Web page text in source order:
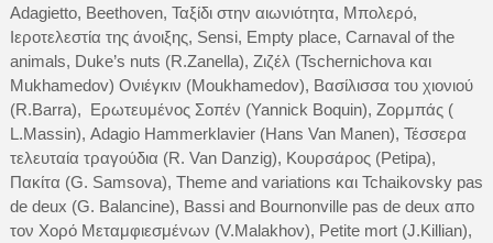
Adagietto, Beethoven, Ταξίδι στην αιωνιότητα, Μπολερό,
Ιεροτελεστία της άνοιξης, Sensi, Empty place, Carnaval of the
animals, Duke’s nuts (R.Zanella), Ζιζέλ (Tschernichova και
Mukhamedov) Ονιέγκιν (Moukhamedov), Βασίλισσα του χιονιού
(R.Barra), Ερωτευμένος Σοπέν (Yannick Boquin), Ζορμπάς (
L.Massin), Adagio Hammerklavier (Hans Van Manen), Τέσσερα
τελευταία τραγούδια (R. Van Danzig), Κουρσάρος (Petipa),
Πακίτα (G. Samsova), Theme and variations και Tchaikovsky pas
de deux (G. Balancine), Bassi and Bournonville pas de deux απο
τον Χορό Μεταμφιεσμένων (V.Malakhov), Petite mort (J.Killian),